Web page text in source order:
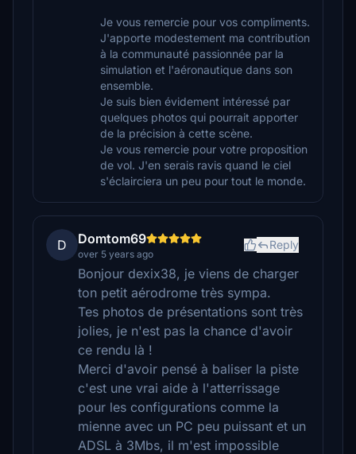
Je vous remercie pour vos compliments.
J'apporte modestement ma contribution
à la communauté passionnée par la
simulation et l'aéronautique dans son
ensemble.
Je suis bien évidement intéressé par
quelques photos qui pourrait apporter
de la précision à cette scène.
Je vous remercie pour votre proposition
de vol. J'en serais ravis quand le ciel
s'éclairciera un peu pour tout le monde.
D Domtom69
over 5 years ago
Reply
Bonjour dexix38, je viens de charger
ton petit aérodrome très sympa.
Tes photos de présentations sont très
jolies, je n'est pas la chance d'avoir
ce rendu là !
Merci d'avoir pensé à baliser la piste
c'est une vrai aide à l'atterrissage
pour les configurations comme la
mienne avec un PC peu puissant et un
ADSL à 3Mbs, il m'est impossible